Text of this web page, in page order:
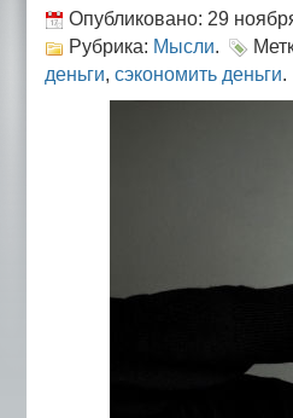
Опубликовано: 29
Рубрика: Мысли.
деньги, сэкономить деньги.